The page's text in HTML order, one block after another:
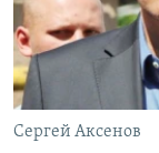
ПОБЕДИТЕЛЕЙ НЕ
ELIFBE
УКРАИНСКАЯ
ПРИСОЕДИНЯЙТЕСЬ!
Сергей Аксенов